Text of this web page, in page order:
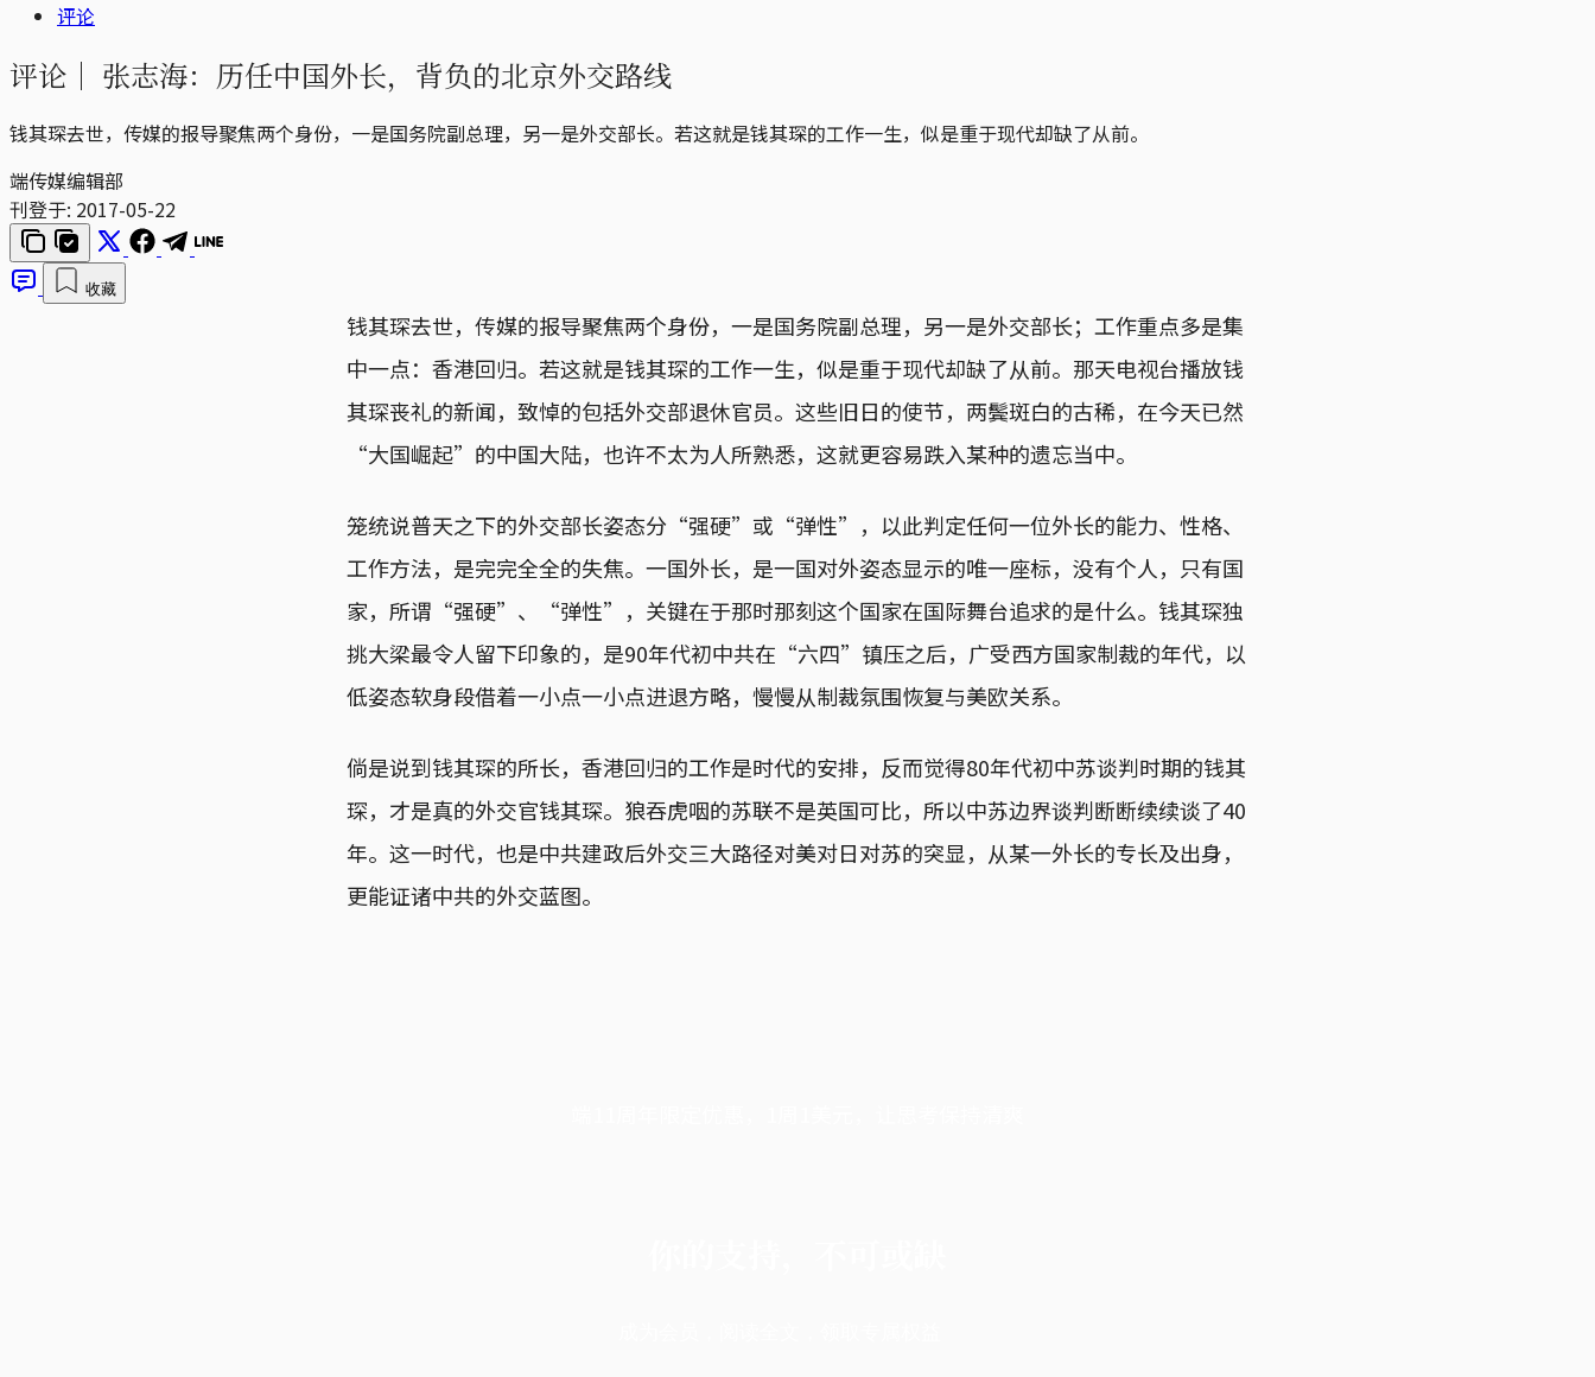
评论
评论｜ 张志海：历任中国外长，背负的北京外交路线
钱其琛去世，传媒的报导聚焦两个身份，一是国务院副总理，另一是外交部长。若这就是钱其琛的工作一生，似是重于现代却缺了从前。
端传媒编辑部
刊登于: 2017-05-22
收藏
钱其琛去世，传媒的报导聚焦两个身份，一是国务院副总理，另一是外交部长；工作重点多是集
中一点：香港回归。若这就是钱其琛的工作一生，似是重于现代却缺了从前。那天电视台播放钱
其琛丧礼的新闻，致悼的包括外交部退休官员。这些旧日的使节，两鬓斑白的古稀，在今天已然
“大国崛起”的中国大陆，也许不太为人所熟悉，这就更容易跌入某种的遗忘当中。
笼统说普天之下的外交部长姿态分“强硬”或“弹性”，以此判定任何一位外长的能力、性格、
工作方法，是完完全全的失焦。一国外长，是一国对外姿态显示的唯一座标，没有个人，只有国
家，所谓“强硬”、“弹性”，关键在于那时那刻这个国家在国际舞台追求的是什么。钱其琛独
挑大梁最令人留下印象的，是90年代初中共在“六四”镇压之后，广受西方国家制裁的年代，以
低姿态软身段借着一小点一小点进退方略，慢慢从制裁氛围恢复与美欧关系。
倘是说到钱其琛的所长，香港回归的工作是时代的安排，反而觉得80年代初中苏谈判时期的钱其
琛，才是真的外交官钱其琛。狼吞虎咽的苏联不是英国可比，所以中苏边界谈判断断续续谈了40
年。这一时代，也是中共建政后外交三大路径对美对日对苏的突显，从某一外长的专长及出身，
更能证诸中共的外交蓝图。